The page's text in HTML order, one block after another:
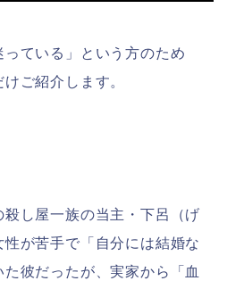
ている」という方のため
ご紹介します。
し屋一族の当主・下呂（げ
が苦手で「自分には結婚な
彼だったが、実家から「血